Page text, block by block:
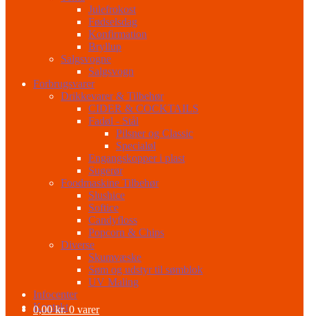
Julefrokost
Fødselsdag
Konfirmation
Bryllup
Salgsvogne
Salgsvogn
Forbrugsvarer
Drikkevarer & Tilbehør
CIDER & COCKTAILS
Fadøl - Stål
Pilsner og Classic
Specialøl
Engangskopper i plast
Sugerør
Foodmaskine Tilbehør
Slushice
Softice
Candyfloss
Popcorn & Chips
Diverse
Skumvæske
Søm og udstyr til sømblok
UV Maling
Infocenter
Kontakt
0,00kr. 0 varer